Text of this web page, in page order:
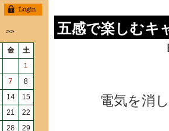
五感で楽しむキ
電気を消
>>
金
土
1
7
8
14
15
21
22
28
29